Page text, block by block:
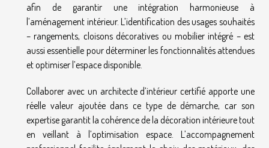
afin de garantir une intégration harmonieuse à
l’aménagement intérieur. L’identification des usages souhaités
– rangements, cloisons décoratives ou mobilier intégré – est
aussi essentielle pour déterminer les fonctionnalités attendues
et optimiser l’espace disponible.
Collaborer avec un architecte d’intérieur certifié apporte une
réelle valeur ajoutée dans ce type de démarche, car son
expertise garantit la cohérence de la décoration intérieure tout
en veillant à l’optimisation espace. L’accompagnement